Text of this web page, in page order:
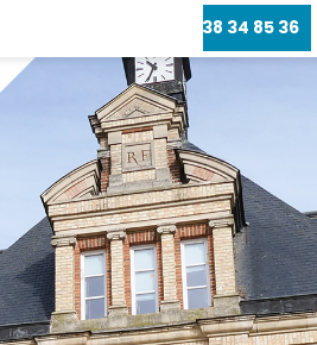
02 38 34 85 36